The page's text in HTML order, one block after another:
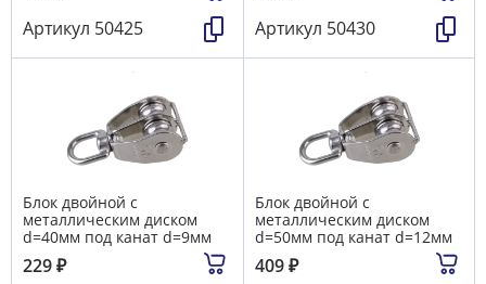
Артикул 50425
Артикул 50430
Блок двойной с
металлическим диском
d=40мм под канат d=9мм
229₽
Блок двойной с
металлическим диском
d=50мм под канат d=12мм
409₽